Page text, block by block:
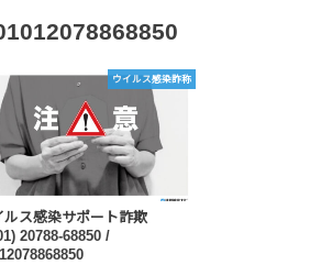
ウイルス感染詐称
ルス感染サポート詐欺
20788-68850 /